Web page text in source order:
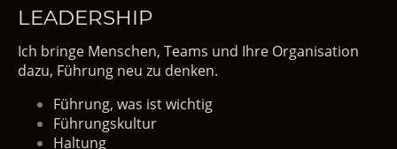
LEADERSHIP
Ich bringe Menschen, Teams und Ihre Organisation
dazu, Führung neu zu denken.
Führung, was ist wichtig
Führungskultur
Haltung